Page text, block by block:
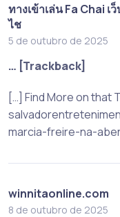
ทางเข้าเล่น Fa Chai เ
ไช
5 de outubro de 2025
… [Trackback]
[…] Find More on that
marcia-freire-na-
winnitaonline.com
8 de outubro de 2025